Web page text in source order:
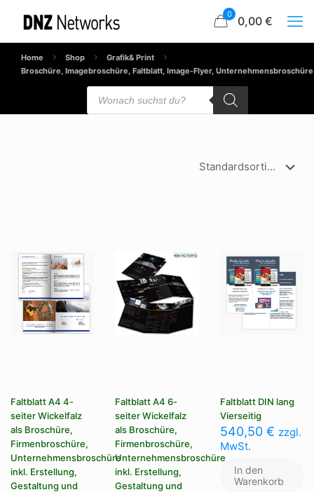
0 0,00 €
Home Shop
Grafik& Print
Broschüre, Imagebroschüre, Faltblatt, Image-Flyer, Unternehmensbroschüre
Products
search
Faltblatt A4 4-
seiter Wickelfalz
als Broschüre,
Firmenbroschüre,
Unternehmensbroschüre
inkl. Erstellung,
Gestaltung und
Faltblatt A4 6-
seiter Wickelfalz
als Broschüre,
Firmenbroschüre,
Unternehmensbroschüre
inkl. Erstellung,
Gestaltung und
Faltblatt DIN lang
Vierseitig
540,50 € zzgl.
MwSt.
In den
Warenkorb